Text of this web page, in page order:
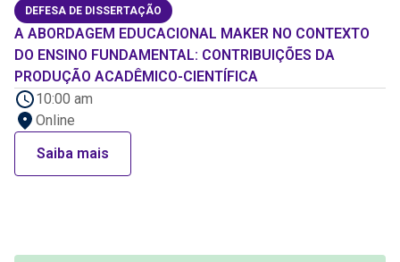
DEFESA DE DISSERTAÇÃO
A ABORDAGEM EDUCACIONAL MAKER NO CONTEXTO
DO ENSINO FUNDAMENTAL: CONTRIBUIÇÕES DA
PRODUÇÃO ACADÊMICO-CIENTÍFICA
10:00 am
Online
Saiba mais